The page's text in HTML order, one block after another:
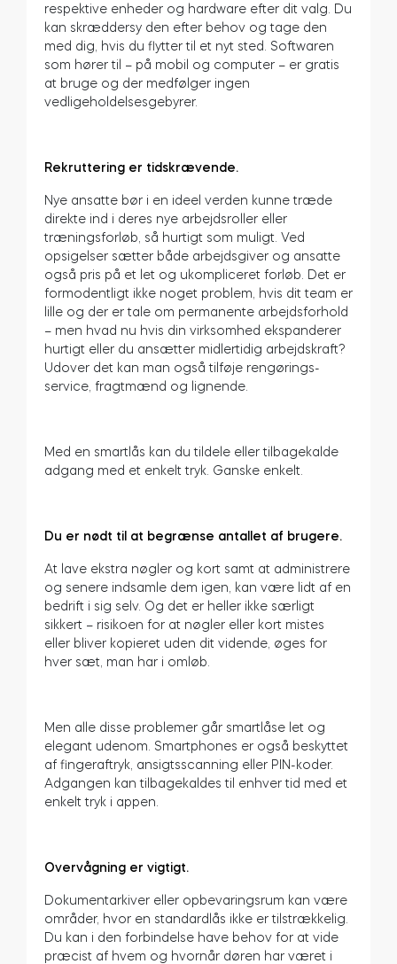
respektive enheder og hardware efter dit valg. Du
kan skræddersy den efter behov og tage den
med dig, hvis du flytter til et nyt sted. Softwaren
som hører til – på mobil og computer – er gratis
at bruge og der medfølger ingen
vedligeholdelsesgebyrer.
Rekruttering er tidskrævende.
Nye ansatte bør i en ideel verden kunne træde
direkte ind i deres nye arbejdsroller eller
træningsforløb, så hurtigt som muligt. Ved
opsigelser sætter både arbejdsgiver og ansatte
også pris på et let og ukompliceret forløb. Det er
formodentligt ikke noget problem, hvis dit team er
lille og der er tale om permanente arbejdsforhold
– men hvad nu hvis din virksomhed ekspanderer
hurtigt eller du ansætter midlertidig arbejdskraft?
Udover det kan man også tilføje rengørings-
service, fragtmænd og lignende.
Med en smartlås kan du tildele eller tilbagekalde
adgang med et enkelt tryk. Ganske enkelt.
Du er nødt til at begrænse antallet af brugere.
At lave ekstra nøgler og kort samt at administrere
og senere indsamle dem igen, kan være lidt af en
bedrift i sig selv. Og det er heller ikke særligt
sikkert – risikoen for at nøgler eller kort mistes
eller bliver kopieret uden dit vidende, øges for
hver sæt, man har i omløb.
Men alle disse problemer går smartlåse let og
elegant udenom. Smartphones er også beskyttet
af fingeraftryk, ansigtsscanning eller PIN-koder.
Adgangen kan tilbagekaldes til enhver tid med et
enkelt tryk i appen.
Overvågning er vigtigt.
Dokumentarkiver eller opbevaringsrum kan være
områder, hvor en standardlås ikke er tilstrækkelig.
Du kan i den forbindelse have behov for at vide
præcist af hvem og hvornår døren har været i